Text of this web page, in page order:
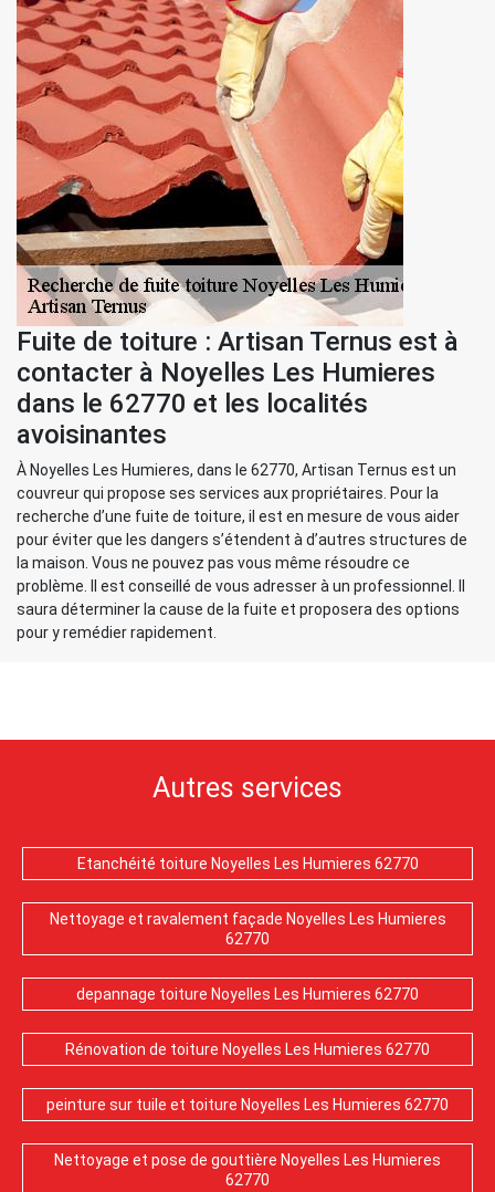
Fuite de toiture : Artisan Ternus est à
contacter à Noyelles Les Humieres
dans le 62770 et les localités
avoisinantes
À Noyelles Les Humieres, dans le 62770, Artisan Ternus est un
couvreur qui propose ses services aux propriétaires. Pour la
recherche d’une fuite de toiture, il est en mesure de vous aider
pour éviter que les dangers s’étendent à d’autres structures de
la maison. Vous ne pouvez pas vous même résoudre ce
problème. Il est conseillé de vous adresser à un professionnel. Il
saura déterminer la cause de la fuite et proposera des options
pour y remédier rapidement.
Autres services
Etanchéité toiture Noyelles Les Humieres 62770
Nettoyage et ravalement façade Noyelles Les Humieres
62770
depannage toiture Noyelles Les Humieres 62770
Rénovation de toiture Noyelles Les Humieres 62770
peinture sur tuile et toiture Noyelles Les Humieres 62770
Nettoyage et pose de gouttière Noyelles Les Humieres
62770